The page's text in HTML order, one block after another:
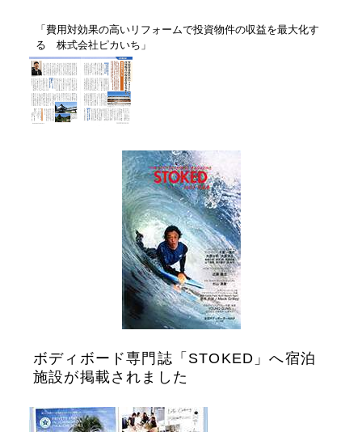
「費用対効果の高いリフォームで投資物件の収益を最大化す
る 株式会社ピカいち」
ボディボード専門誌「STOKED」へ宿泊
施設が掲載されました